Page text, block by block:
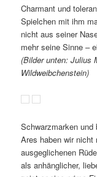
Charmant und
Spielchen mit ihm
nicht aus seiner
mehr seine Sinne –
(Bilder unten: Julius
Wildweibchenstein)
Schwarzmarken und
Ares haben wir nicht
ausgeglichenen
als anhänglicher,